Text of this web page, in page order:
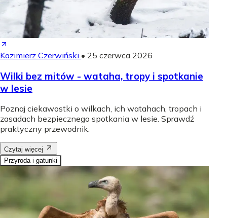
Kazimierz Czerwiński • 25 czerwca 2026
Wilki bez mitów - wataha, tropy i spotkanie
w lesie
Poznaj ciekawostki o wilkach, ich watahach, tropach i
zasadach bezpiecznego spotkania w lesie. Sprawdź
praktyczny przewodnik.
Czytaj więcej
Przyroda i gatunki